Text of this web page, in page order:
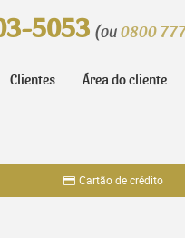
5053 (ou 0800
Clientes Área do cliente
Cartão de crédito